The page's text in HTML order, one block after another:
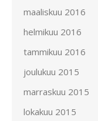
maaliskuu 2016
helmikuu 2016
tammikuu 2016
joulukuu 2015
marraskuu 2015
lokakuu 2015